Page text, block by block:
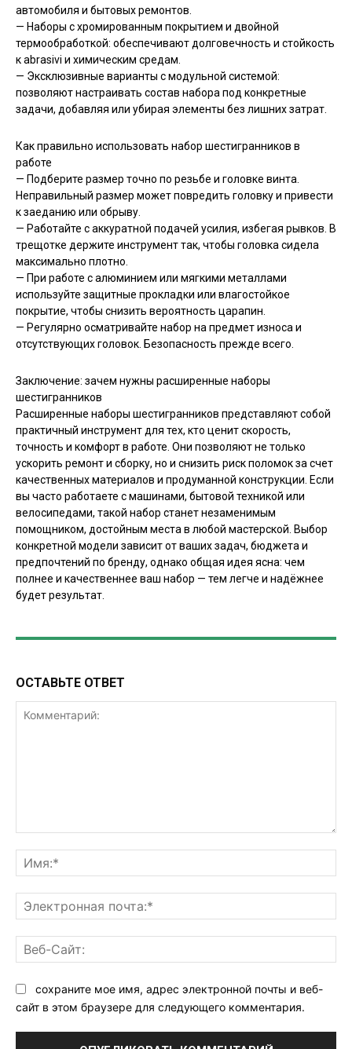
автомобиля и бытовых ремонтов.
— Наборы с хромированным покрытием и двойной
термообработкой: обеспечивают долговечность и стойкость
к abrasivi и химическим средам.
— Эксклюзивные варианты с модульной системой:
позволяют настраивать состав набора под конкретные
задачи, добавляя или убирая элементы без лишних затрат.
Как правильно использовать набор шестигранников в
работе
— Подберите размер точно по резьбе и головке винта.
Неправильный размер может повредить головку и привести
к заеданию или обрыву.
— Работайте с аккуратной подачей усилия, избегая рывков. В
трещотке держите инструмент так, чтобы головка сидела
максимально плотно.
— При работе с алюминием или мягкими металлами
используйте защитные прокладки или влагостойкое
покрытие, чтобы снизить вероятность царапин.
— Регулярно осматривайте набор на предмет износа и
отсутствующих головок. Безопасность прежде всего.
Заключение: зачем нужны расширенные наборы
шестигранников
Расширенные наборы шестигранников представляют собой
практичный инструмент для тех, кто ценит скорость,
точность и комфорт в работе. Они позволяют не только
ускорить ремонт и сборку, но и снизить риск поломок за счет
качественных материалов и продуманной конструкции. Если
вы часто работаете с машинами, бытовой техникой или
велосипедами, такой набор станет незаменимым
помощником, достойным места в любой мастерской. Выбор
конкретной модели зависит от ваших задач, бюджета и
предпочтений по бренду, однако общая идея ясна: чем
полнее и качественнее ваш набор — тем легче и надёжнее
будет результат.
ОСТАВЬТЕ ОТВЕТ
сохраните мое имя, адрес электронной почты и веб-
сайт в этом браузере для следующего комментария.